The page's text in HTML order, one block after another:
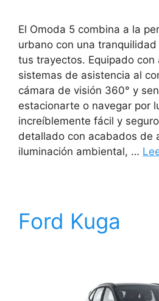
El Omoda 5 combina a la
urbano con una
tus trayectos. Equipado con
sistemas de asistencia al
cámara de visión 360° y
estacionarte o navegar por
increíblemente fácil y
detallado con acabados de
iluminación ambiental, …
Ford Kuga